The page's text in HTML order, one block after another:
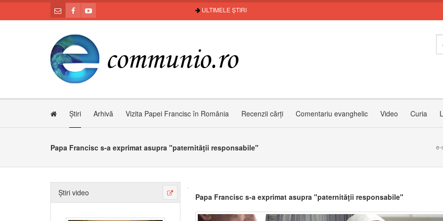
ULTIMELE ȘTIRI
Știri Arhivă Vizita Papei Francisc în România Recenzii cărți Comentariu evanghelic Video Curia
Papa Francisc s-a exprimat asupra "paternităţii responsabile" e-
Știri video Papa Francisc s-a exprimat asupra "paternităţii responsabile"